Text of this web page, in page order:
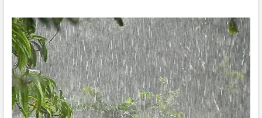
fechada
e
queda
de
barreira,
Tamoios
é
liberada